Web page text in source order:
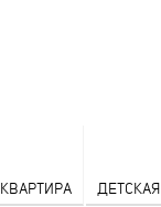
КВАРТИРА ДЕТСКАЯ